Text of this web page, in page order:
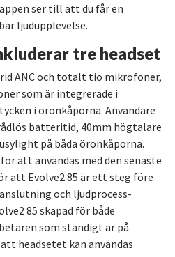
ser till att du får en
ljudupplevelse.
tre headset
ANC och totalt tio mikrofoner,
som är integrerade i
i öronkåporna. Användare
batteritid, 40mm högtalare
på båda öronkåporna.
att användas med den senaste
att Evolve2 85 är ett steg före
och ljudprocess-
85 skapad för både
som ständigt är på
headsetet kan användas